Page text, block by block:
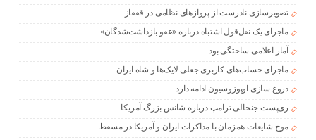
تصویرسازی نادرست از پروازهای نظامی در قفقاز
ماجرای یک نقل‌قول اشتباه درباره «عفو بازداشت‌شدگان»
آمار اعلامی ساختگی بود
ماجرای حساب‌های کاربری جعلی لایک‌ها و شاه ایران
دروغ سازی اوپوزوسیون ادامه دارد
ری‌پست جنجالی ترامپ درباره شانس بزرگ آمریکا
موج شایعات همزمان با مذاکرات ایران و آمریکا در مسقط